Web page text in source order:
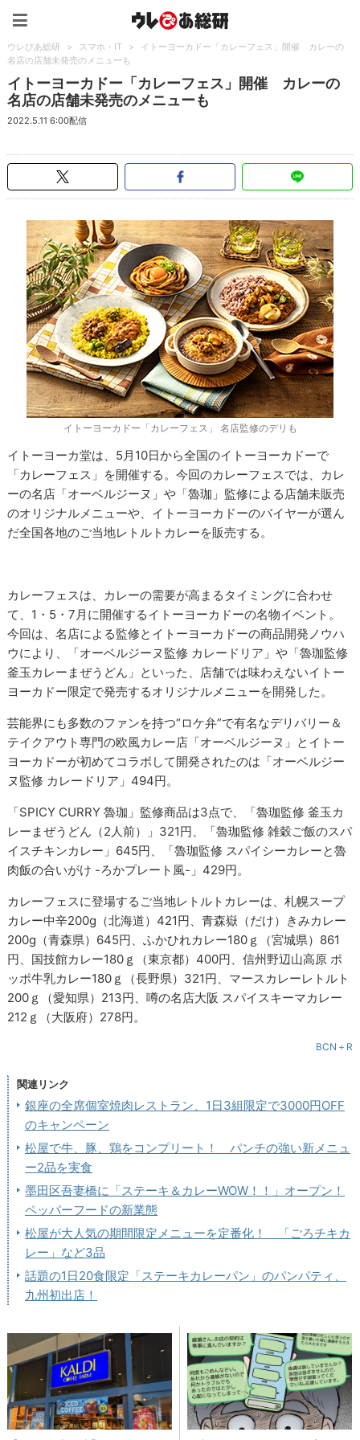
ウレぴあ総研 > スマホ・IT >
イトーヨーカドー「カレーフェス」開催 カレーの
名店の店舗未発売のメニューも
イトーヨーカドー「カレーフェス」開催 カレーの
名店の店舗未発売のメニューも
2022.5.11 6:00配信
イトーヨーカドー「カレーフェス」 名店監修のデリも
イトーヨーカ堂は、5月10日から全国のイトーヨーカドーで
「カレーフェス」を開催する。今回のカレーフェスでは、カレ
ーの名店「オーベルジーヌ」や「魯珈」監修による店舗未販売
のオリジナルメニューや、イトーヨーカドーのバイヤーが選ん
だ全国各地のご当地レトルトカレーを販売する。
カレーフェスは、カレーの需要が高まるタイミングに合わせ
て、1・5・7月に開催するイトーヨーカドーの名物イベント。
今回は、名店による監修とイトーヨーカドーの商品開発ノウハ
ウにより、「オーベルジーヌ監修 カレードリア」や「魯珈監修
釜玉カレーまぜうどん」といった、店舗では味わえないイトー
ヨーカドー限定で発売するオリジナルメニューを開発した。
芸能界にも多数のファンを持つ“ロケ弁”で有名なデリバリー＆
テイクアウト専門の欧風カレー店「オーベルジーヌ」とイトー
ヨーカドーが初めてコラボして開発されたのは「オーベルジー
ヌ監修 カレードリア」494円。
「SPICY CURRY 魯珈」監修商品は3点で、「魯珈監修 釜玉カ
レーまぜうどん（2人前）」321円、「魯珈監修 雑穀ご飯のスパ
イスチキンカレー」645円、「魯珈監修 スパイシーカレーと魯
肉飯の合いがけ -ろかプレート風-」429円。
カレーフェスに登場するご当地レトルトカレーは、札幌スープ
カレー中辛200g（北海道）421円、青森嶽（だけ）きみカレー
200g（青森県）645円、ふかひれカレー180ｇ（宮城県）861
円、国技館カレー180ｇ（東京都）400円、信州野辺山高原 ポ
ッポ牛乳カレー180ｇ（長野県）321円、マースカレーレトルト
200ｇ（愛知県）213円、噂の名店大阪 スパイスキーマカレー
212ｇ（大阪府）278円。
BCN＋R
関連リンク
銀座の全席個室焼肉レストラン、1日3組限定で3000円OFF
のキャンペーン
松屋で牛、豚、鶏をコンプリート！ パンチの強い新メニュ
ー2品を実食
墨田区吾妻橋に「ステーキ＆カレーWOW！！」オープン！
ペッパーフードの新業態
松屋が大人気の期間限定メニューを定番化！ 「ごろチキカ
レー」など3品
話題の1日20食限定「ステーキカレーパン」のパンパティ、
九州初出店！